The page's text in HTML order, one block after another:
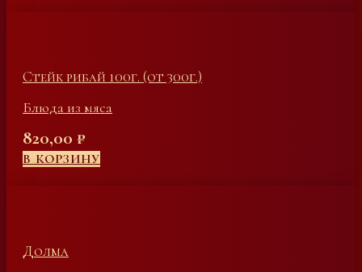
Стейк рибай 100г. (от 300г.)
Блюда из мяса
820,00 ₽
В КОРЗИНУ
Долма